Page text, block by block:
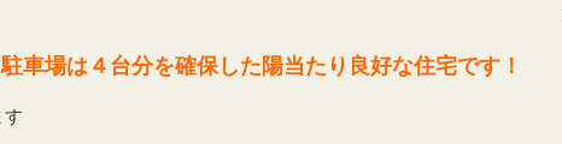
車場は４台分を確保した陽当たり良好な住宅です！